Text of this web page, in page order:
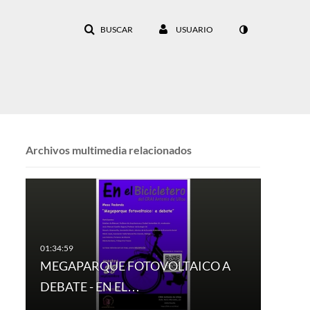
BUSCAR USUARIO
Archivos multimedia relacionados
MEGAPARQUE FOTOVOLTAICO A
DEBATE - EN EL…